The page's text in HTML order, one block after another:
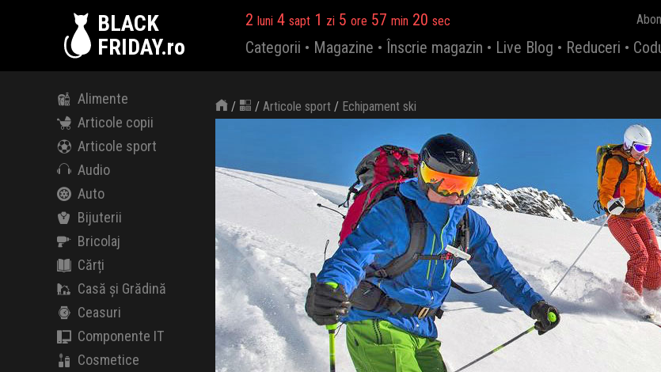
BLACK
FRIDAY.ro
2 luni 4 sapt 1 zi 5 ore 57 min 19 sec
Categorii • Magazine • Înscrie magazin • Live Blog • Reduceri •
Alimente
Articole copii
Articole sport
Audio
Auto
Bijuterii
Bricolaj
Cărți
Casă și Grădină
Ceasuri
Componente IT
Cosmetice
/ / Articole sport / Echipament ski